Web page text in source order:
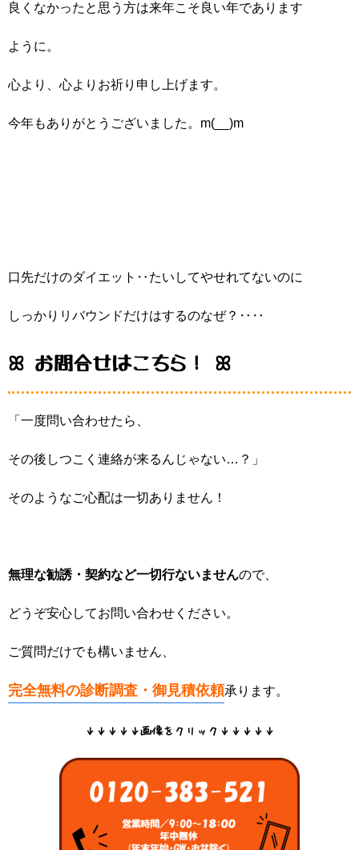
良くなかったと思う方は来年こそ良い年であります
ように。
心より、心よりお祈り申し上げます。
今年もありがとうございました。m(__)m
口先だけのダイエット‥たいしてやせれてないのに
しっかりリバウンドだけはするのなぜ？‥‥
ꕤ お問合せはこちら！ ꕤ
「一度問い合わせたら、
その後しつこく連絡が来るんじゃない…？」
そのようなご心配は一切ありません！
無理な勧誘・契約など一切行ないませんので、
どうぞ安心してお問い合わせください。
ご質問だけでも構いません、
完全無料の診断調査・ 御見積依頼承ります。
↓↓↓↓↓画像をクリック↓↓↓↓↓